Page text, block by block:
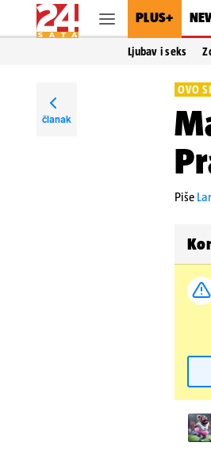
PLUS+
Ljubav i seks
članak
OVO
Piše